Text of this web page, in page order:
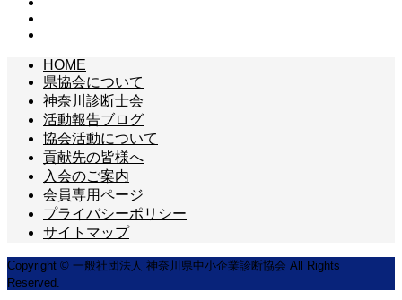
HOME
県協会について
神奈川診断士会
活動報告ブログ
協会活動について
貢献先の皆様へ
入会のご案内
会員専用ページ
プライバシーポリシー
サイトマップ
Copyright © 一般社団法人 神奈川県中小企業診断協会 All Rights
Reserved.